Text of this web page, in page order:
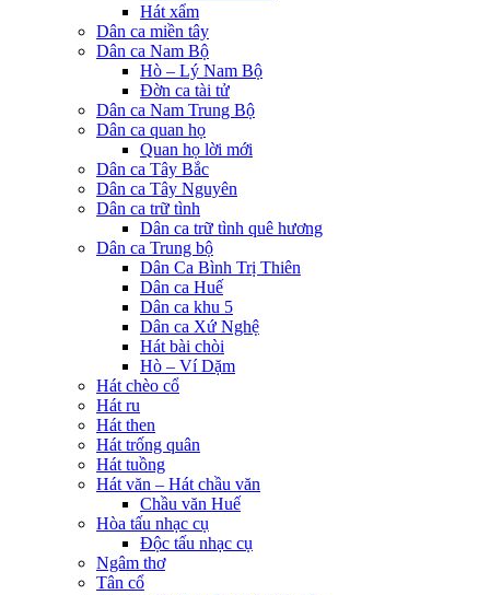
Hát xẩm
Dân ca miền tây
Dân ca Nam Bộ
Hò – Lý Nam Bộ
Đờn ca tài tử
Dân ca Nam Trung Bộ
Dân ca quan họ
Quan họ lời mới
Dân ca Tây Bắc
Dân ca Tây Nguyên
Dân ca trữ tình
Dân ca trữ tình quê hương
Dân ca Trung bộ
Dân Ca Bình Trị Thiên
Dân ca Huế
Dân ca khu 5
Dân ca Xứ Nghệ
Hát bài chòi
Hò – Ví Dặm
Hát chèo cổ
Hát ru
Hát then
Hát trống quân
Hát tuồng
Hát văn – Hát chầu văn
Chầu văn Huế
Hòa tấu nhạc cụ
Độc tấu nhạc cụ
Ngâm thơ
Tân cổ